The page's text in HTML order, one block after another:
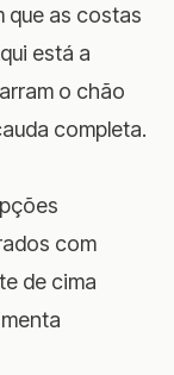
que as costas
está a
o chão
completa.
com
de cima